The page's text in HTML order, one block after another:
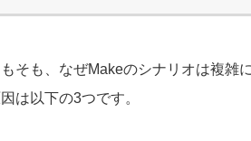
そも、なぜMakeのシナリオは複雑
は以下の3つです。